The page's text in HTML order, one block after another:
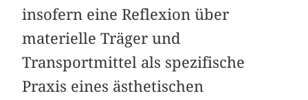
insofern eine Reflexion über
materielle Träger und
Transportmittel als spezifische
Praxis eines ästhetischen